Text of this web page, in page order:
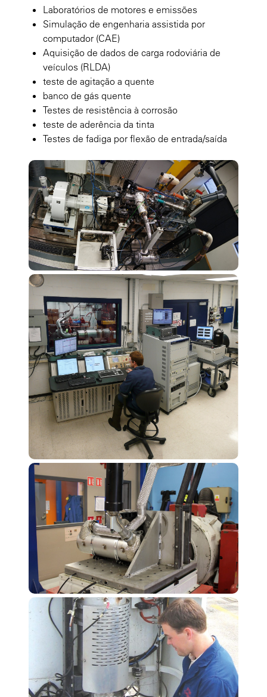
Laboratórios de motores e emissões
Simulação de engenharia assistida por
computador (CAE)
Aquisição de dados de carga rodoviária de
veículos (RLDA)
teste de agitação a quente
banco de gás quente
Testes de resistência à corrosão
teste de aderência da tinta
Testes de fadiga por flexão de entrada/saída